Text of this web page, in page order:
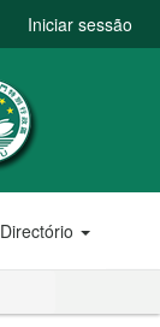
Iniciar sessão
Directório